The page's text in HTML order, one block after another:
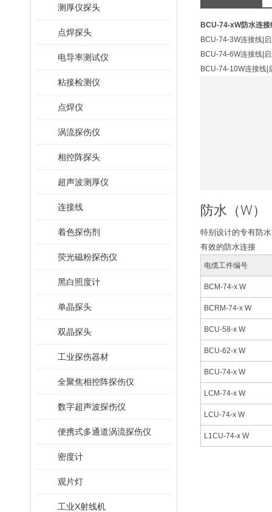
测厚仪探头
点焊探头
电导率测试仪
粘接检测仪
点焊仪
涡流探伤仪
相控阵探头
超声波测厚仪
连接线
着色探伤剂
荧光磁粉探伤仪
黑白照度计
单晶探头
双晶探头
工业探伤器材
全聚焦相控阵探伤仪
数字超声波探伤仪
便携式多通道涡流探伤仪
密度计
观片灯
工业X射线机
BCU-74-xW防水连接
BCU-74-3W连接线|
BCU-74-6W连接线|
BCU-74-10W连接线|
防水（W）
特别设计的专有防
有效的防水连接
电缆工件编号
BCM-74-x W
BCRM-74-x W
BCU-58-x W
BCU-62-x W
BCU-74-x W
LCM-74-x W
LCU-74-x W
L1CU-74-x W